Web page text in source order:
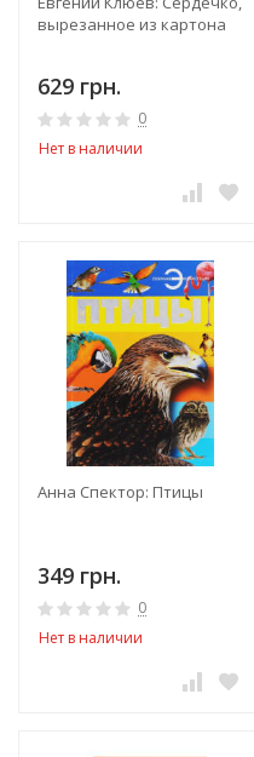
вырезанное из картона
629 грн.
0
Нет в наличии
Анна Спектор: Птицы
349 грн.
0
Нет в наличии